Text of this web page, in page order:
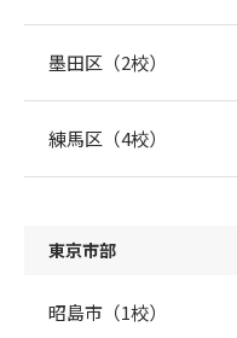
墨田区（2校）
練馬区（4校）
東京市部
昭島市（1校）